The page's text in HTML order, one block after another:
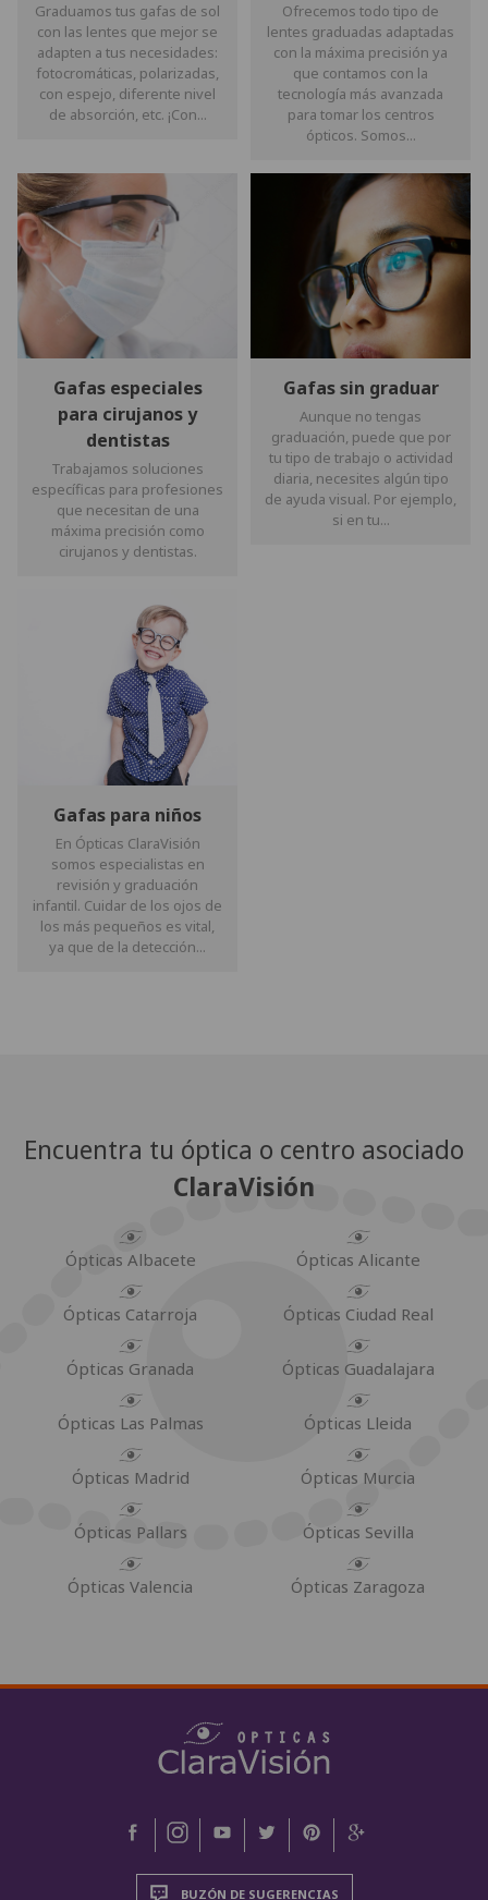
Graduamos tus gafas de sol
con las lentes que mejor se
adapten a tus necesidades:
fotocromáticas, polarizadas,
con espejo, diferente nivel
de absorción, etc. ¡Con...
Ofrecemos todo tipo de
lentes graduadas adaptadas
con la máxima precisión ya
que contamos con la
tecnología más avanzada
para tomar los centros
ópticos. Somos...
Gafas especiales
para cirujanos y
dentistas
Trabajamos soluciones
específicas para profesiones
que necesitan de una
máxima precisión como
cirujanos y dentistas.
Gafas sin graduar
Aunque no tengas
graduación, puede que por
tu tipo de trabajo o actividad
diaria, necesites algún tipo
de ayuda visual. Por ejemplo,
si en tu...
Gafas para niños
En Ópticas ClaraVisión
somos especialistas en
revisión y graduación
infantil. Cuidar de los ojos de
los más pequeños es vital,
ya que de la detección...
Encuentra tu óptica o centro asociado
ClaraVisión
Ópticas Albacete Ópticas Alicante
Ópticas Catarroja Ópticas Ciudad Real
Ópticas Granada Ópticas Guadalajara
Ópticas Las Palmas Ópticas Lleida
Ópticas Madrid Ópticas Murcia
Ópticas Pallars Ópticas Sevilla
Ópticas Valencia Ópticas Zaragoza
BUZÓN DE SUGERENCIAS